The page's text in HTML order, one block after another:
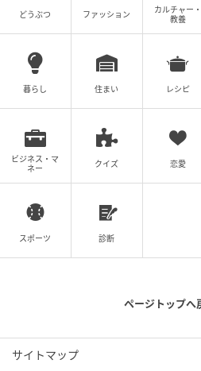
変更を加えながら構成していま
ムーンカレンダー編集室では
月をもっとラクに快適に、女
記事を配信しています。すべ
ラクに楽しくなりますように！
著者：ライター ベビーカレン
材班
ベビーカレンダー編集部／ム
ベビーカレンダー
どうぶつ ファッション
カルチャー・
教養
暮らし 住まい レシピ
ビジネス・マ
ネー
クイズ 恋愛
スポーツ 診断
ページトップへ
サイトマップ